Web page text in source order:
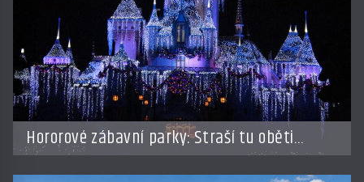
Hororové zábavní parky: Straší tu oběti
nehod?